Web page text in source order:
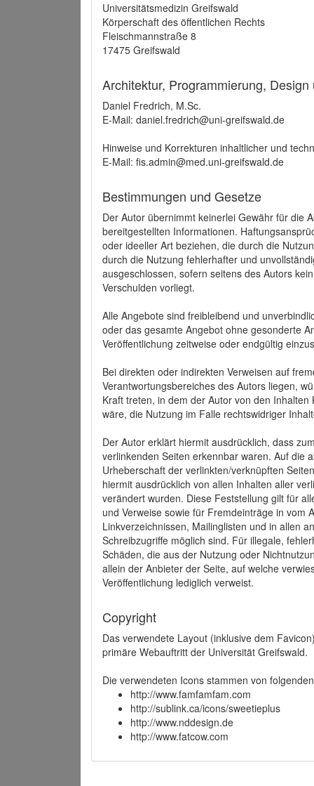
Universitätsmedizin Greifswald
Körperschaft des öffentlichen Rechts
Fleischmannstraße 8
17475 Greifswald
Architektur, Programmierung,
Daniel Fredrich, M.Sc.
E-Mail: daniel.fredrich@uni-greifswald.de
Hinweise und Korrekturen inhaltlicher und
E-Mail: fis.admin@med.uni-greifswald.de
Bestimmungen und Gesetze
Der Autor übernimmt keinerlei Gewähr für die
bereitgestellten Informationen.
oder ideeller Art beziehen, die durch die
durch die Nutzung fehlerhafter und
ausgeschlossen, sofern seitens des Autors
Verschulden vorliegt.
Alle Angebote sind freibleibend und
oder das gesamte Angebot ohne gesonderte
Veröffentlichung zeitweise oder endgültig
Bei direkten oder indirekten Verweisen auf
Verantwortungsbereiches des Autors liegen,
Kraft treten, in dem der Autor von den
wäre, die Nutzung im Falle rechtswidriger
Der Autor erklärt hiermit ausdrücklich, dass
verlinkenden Seiten erkennbar waren. Auf die
Urheberschaft der verlinkten/verknüpften
hiermit ausdrücklich von allen Inhalten aller
verändert wurden. Diese Feststellung gilt für
und Verweise sowie für Fremdeinträge in vom
Linkverzeichnissen, Mailinglisten und in allen
Schreibzugriffe möglich sind. Für illegale,
Schäden, die aus der Nutzung oder
allein der Anbieter der Seite, auf welche
Veröffentlichung lediglich verweist.
Copyright
Das verwendete Layout (inklusive dem
primäre Webauftritt der Universität Greifswald.
Die verwendeten Icons stammen von
http://www.famfamfam.com
http://sublink.ca/icons/sweetieplus
http://www.nddesign.de
http://www.fatcow.com